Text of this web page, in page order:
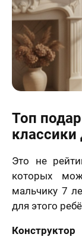
Топ
Это не
которых
мальчику 7
для этого